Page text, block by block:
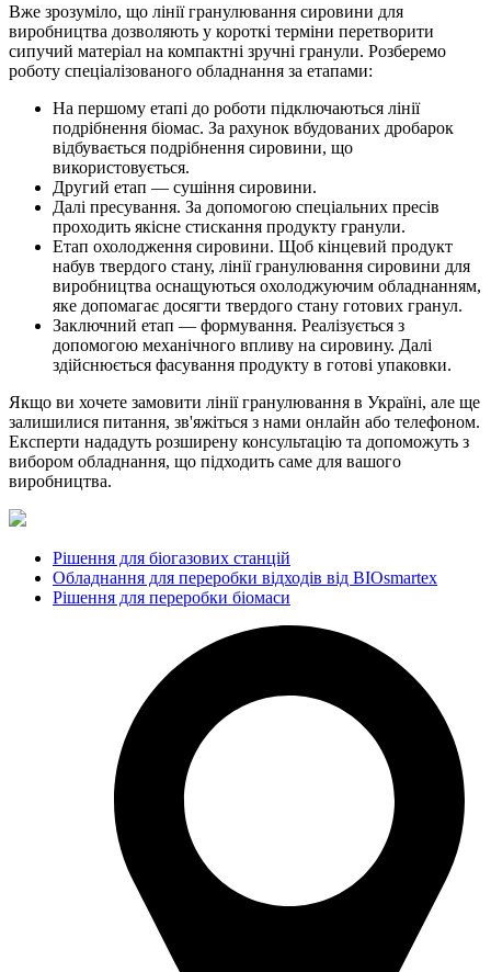
Вже зрозуміло, що лінії гранулювання сировини для
виробництва дозволяють у короткі терміни перетворити
сипучий матеріал на компактні зручні гранули. Розберемо
роботу спеціалізованого обладнання за етапами:
На першому етапі до роботи підключаються лінії
подрібнення біомас. За рахунок вбудованих дробарок
відбувається подрібнення сировини, що
використовується.
Другий етап — сушіння сировини.
Далі пресування. За допомогою спеціальних пресів
проходить якісне стискання продукту гранули.
Етап охолодження сировини. Щоб кінцевий продукт
набув твердого стану, лінії гранулювання сировини для
виробництва оснащуються охолоджуючим обладнанням,
яке допомагає досягти твердого стану готових гранул.
Заключний етап — формування. Реалізується з
допомогою механічного впливу на сировину. Далі
здійснюється фасування продукту в готові упаковки.
Якщо ви хочете замовити лінії гранулювання в Україні, але ще
залишилися питання, зв'яжіться з нами онлайн або телефоном.
Експерти нададуть розширену консультацію та допоможуть з
вибором обладнання, що підходить саме для вашого
виробництва.
Рішення для біогазових станцій
Обладнання для переробки відходів від BIOsmartex
Рішення для переробки біомаси